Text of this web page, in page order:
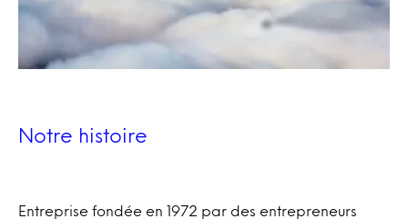
Notre histoire
Entreprise fondée en 1972 par des entrepreneurs